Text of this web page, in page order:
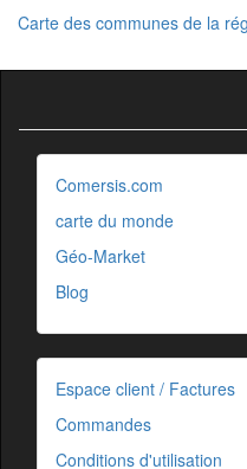
Carte des communes de la
Comersis.com
carte du monde
Géo-Market
Blog
Espace client / Factures
Commandes
Conditions d'utilisation